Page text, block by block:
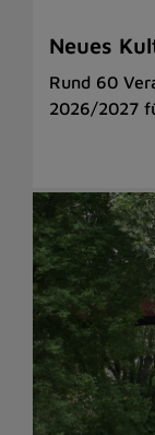
Neues
Rund 60
2026/2027